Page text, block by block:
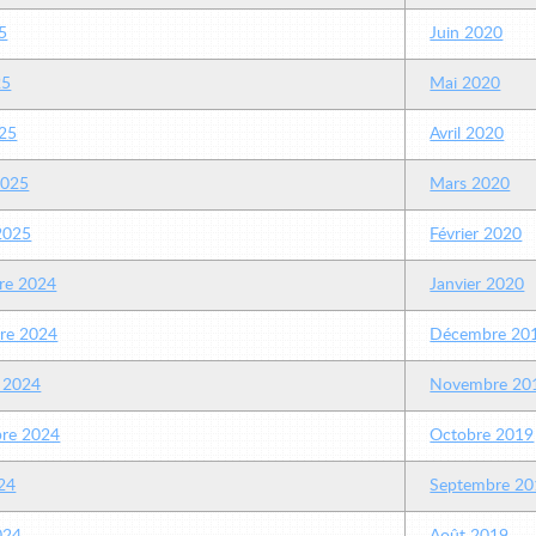
Juin 2020
Mai 2020
Avril 2020
Mars 2020
Février 2020
2024 Janvier 2020
2024 Décembre
Novembre
2024 Octobre 2019
Septembre